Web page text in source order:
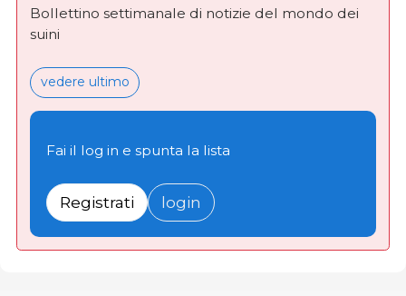
Bollettino settimanale di notizie del mondo dei
suini
vedere ultimo
Fai il log in e spunta la lista
Registrati login